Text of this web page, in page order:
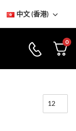
中文 (香港)
0